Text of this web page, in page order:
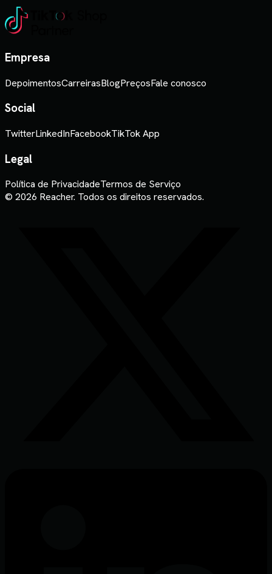
Empresa
DepoimentosCarreirasBlogPreçosFale conosco
Social
TwitterLinkedInFacebookTikTok App
Legal
Política de PrivacidadeTermos de Serviço
© 2026 Reacher. Todos os direitos reservados.